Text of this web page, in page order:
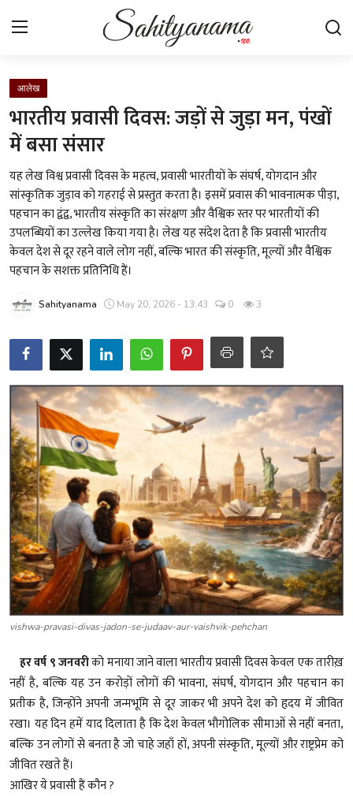
स्वतंत्रता सेनानी
साहित्य समाचार
होम
कहानी
शख्सियत
धरोहर
यात्रावृत्तांत
उपन्यास
सिनेमा
शायरी
ग़ज़ल
आलेख
भारतीय प्रवासी दिवस: जड़ों से जुड़ा मन, पंखों
में बसा संसार
यह लेख विश्व प्रवासी दिवस के महत्व, प्रवासी भारतीयों के संघर्ष, योगदान और
सांस्कृतिक जुड़ाव को गहराई से प्रस्तुत करता है। इसमें प्रवास की भावनात्मक पीड़ा,
पहचान का द्वंद्व, भारतीय संस्कृति का संरक्षण और वैश्विक स्तर पर भारतीयों की
उपलब्धियों का उल्लेख किया गया है। लेख यह संदेश देता है कि प्रवासी भारतीय
केवल देश से दूर रहने वाले लोग नहीं, बल्कि भारत की संस्कृति, मूल्यों और वैश्विक
पहचान के सशक्त प्रतिनिधि हैं।
Sahityanama May 20, 2026 - 13:43 0 3
vishwa-pravasi-divas-jadon-se-judaav-aur-vaishvik-pehchan
हर वर्ष ९ जनवरीको मनाया जाने वाला भारतीय प्रवासी दिवस केवल एक तारीख़
नहीं है, बल्कि यह उन करोड़ों लोगों की भावना, संघर्ष, योगदान और पहचान का
प्रतीक है, जिन्होंने अपनी जन्मभूमि से दूर जाकर भी अपने देश को हृदय में जीवित
रखा। यह दिन हमें याद दिलाता है कि देश केवल भौगोलिक सीमाओं से नहीं बनता,
बल्कि उन लोगों से बनता है जो चाहे जहाँ हों, अपनी संस्कृति, मूल्यों और राष्ट्रप्रेम को
जीवित रखते हैं।
आखिर ये प्रवासी हैं कौन ?